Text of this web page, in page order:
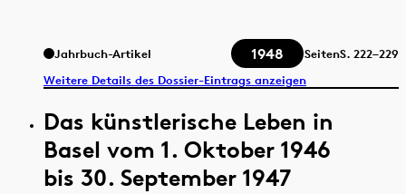
Jahrbuch-Artikel 1948 SeitenS. 222–229
Weitere Details des Dossier-Eintrags anzeigen
Das künstlerische Leben in
Basel vom 1. Oktober 1946
bis 30. September 1947